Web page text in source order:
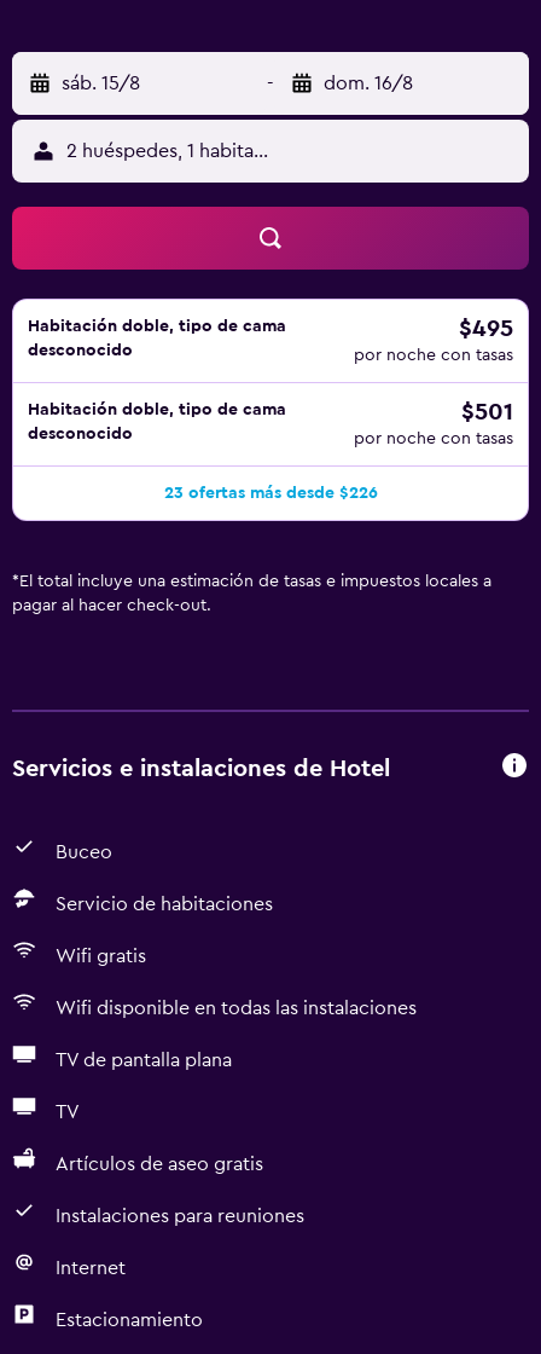
incluyen escritorio, periódicos gratuitos y teléfono. Las
habitaciones también incluyen secador de pelo y artículos
de higiene personal gratuitos. Se ofrece servicio de
limpieza todos los días y es posible solicitar tabla de
planchar con plancha. Los servicios de ocio y
esparcimiento en este hotel incluyen un campo de golf.
Se pueden practicar las actividades de ocio y
esparcimiento que se indican más abajo en las
instalaciones o cerca del alojamiento (es posible que se
aplique un recargo).
sáb. 15/8 - dom. 16/8
2 huéspedes, 1 habitación
Habitación doble, tipo de cama
desconocido
$495
por noche con tasas
Habitación doble, tipo de cama
desconocido
$501
por noche con tasas
23 ofertas más desde $226
* El total incluye una estimación de tasas e impuestos locales a
pagar al hacer check-out.
Servicios e instalaciones de Hotel
Buceo
Servicio de habitaciones
Wifi gratis
Wifi disponible en todas las instalaciones
TV de pantalla plana
TV
Artículos de aseo gratis
Instalaciones para reuniones
Internet
Estacionamiento